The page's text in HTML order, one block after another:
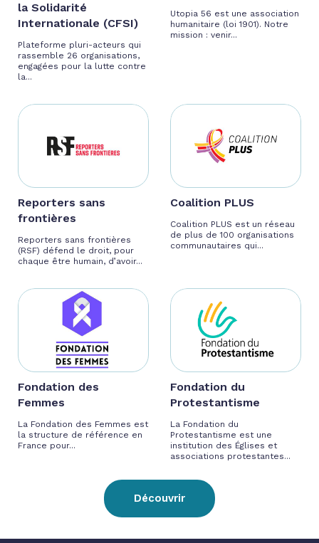
la Solidarité
Internationale (CFSI)
Plateforme pluri-acteurs qui
rassemble 26 organisations,
engagées pour la lutte contre
la...
Utopia 56 est une association
humanitaire (loi 1901). Notre
mission : venir...
Reporters sans
frontières
Reporters sans frontières
(RSF) défend le droit, pour
chaque être humain, d’avoir...
Coalition PLUS
Coalition PLUS est un réseau
de plus de 100 organisations
communautaires qui...
Fondation des
Femmes
La Fondation des Femmes est
la structure de référence en
France pour...
Fondation du
Protestantisme
La Fondation du
Protestantisme est une
institution des Églises et
associations protestantes...
Découvrir